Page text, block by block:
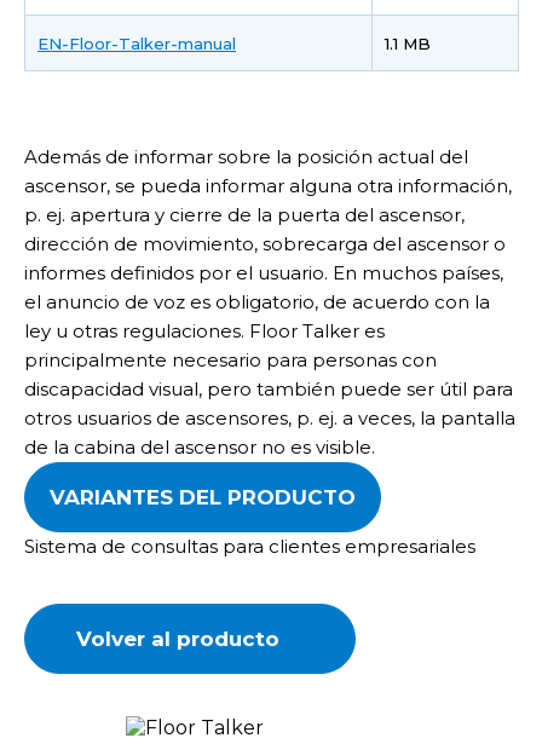
EN-Floor-Talker-manual 1.1 MB
Además de informar sobre la posición actual del
ascensor, se pueda informar alguna otra información,
p. ej. apertura y cierre de la puerta del ascensor,
dirección de movimiento, sobrecarga del ascensor o
informes definidos por el usuario. En muchos países,
el anuncio de voz es obligatorio, de acuerdo con la
ley u otras regulaciones. Floor Talker es
principalmente necesario para personas con
discapacidad visual, pero también puede ser útil para
otros usuarios de ascensores, p. ej. a veces, la pantalla
de la cabina del ascensor no es visible.
VARIANTES DEL PRODUCTO
Sistema de consultas para clientes empresariales
Volver al producto